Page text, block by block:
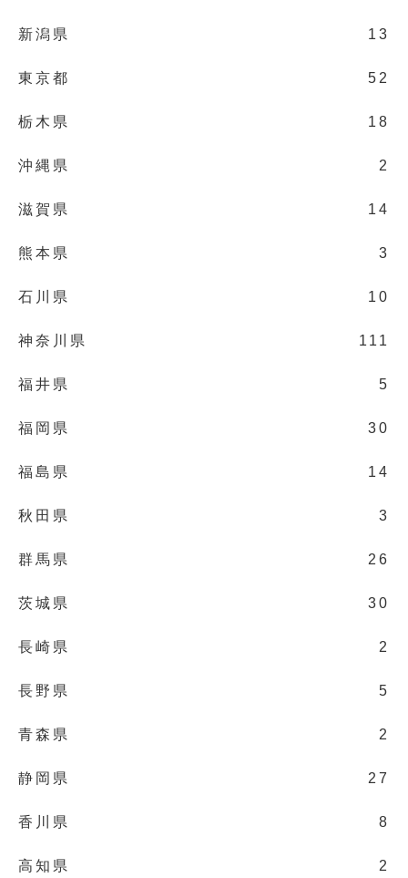
新潟県 13
東京都 52
栃木県 18
沖縄県 2
滋賀県 14
熊本県 3
石川県 10
神奈川県 111
福井県 5
福岡県 30
福島県 14
秋田県 3
群馬県 26
茨城県 30
長崎県 2
長野県 5
青森県 2
静岡県 27
香川県 8
高知県 2